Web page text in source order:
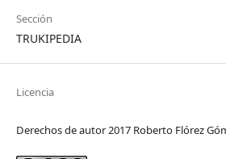
Sección
TRUKIPEDIA
Licencia
Derechos de autor 2017 Roberto Flórez